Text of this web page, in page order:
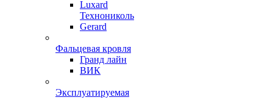
Luxard
Технониколь
Gerard
Фальцевая кровля
Гранд лайн
ВИК
Эксплуатируемая